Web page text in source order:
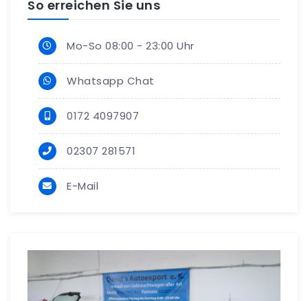
So erreichen Sie uns
Mo-So 08:00 - 23:00 Uhr
Whatsapp Chat
0172 4097907
02307 281571
E-Mail